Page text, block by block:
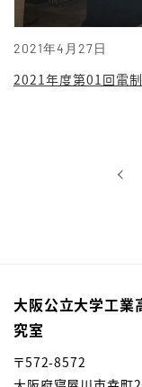
2021年4月27日
2021年度第01回電制
‹前へ
大阪公立大学工
究室
〒572-8572